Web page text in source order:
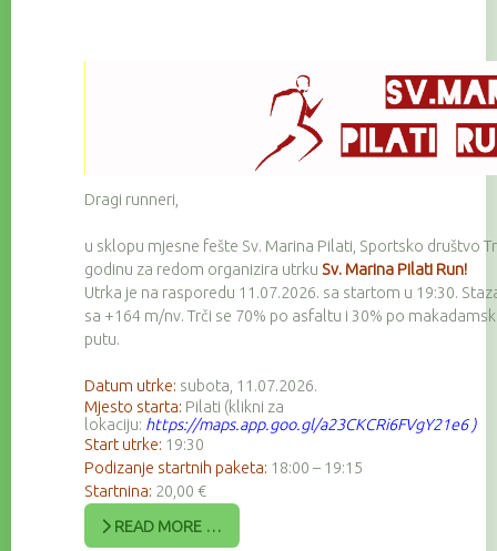
Dragi runneri,
u sklopu mjesne fešte Sv. Marina Pilati, Sportsko društvo
godinu za redom organizira utrku Sv. Marina Pilati Run!
Utrka je na rasporedu 11.07.2026. sa startom u 19:30.
sa +164 m/nv. Trči se 70% po asfaltu i 30% po
putu.
Datum utrke: subota, 11.07.2026.
Mjesto starta: Pilati (klikni za
lokaciju: https://maps.app.goo.gl/a23CKCRi6FVgY21e6)
Start utrke: 19:30
Podizanje startnih paketa: 18:00 – 19:15
Startnina: 20,00 €
READ MORE …